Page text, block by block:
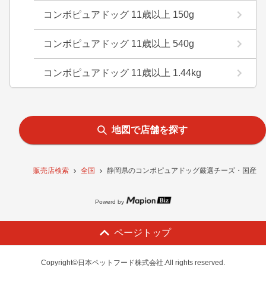
販売店検索 全国 静岡県のコンボピュアドッグ厳選チーズ・国産
コンボピュアドッグ 11歳以上 150g
コンボピュアドッグ 11歳以上 540g
コンボピュアドッグ 11歳以上 1.44kg
地図で店舗を探す
Powerd by
ページトップ
Copyright©日本ペットフード株式会社.All rights reserved.